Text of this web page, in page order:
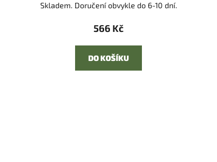
Skladem. Doručení obvykle do 6-10 dní.
566 Kč
DO KOŠÍKU